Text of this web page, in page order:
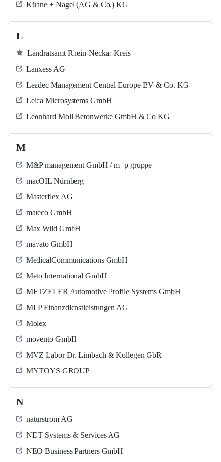
Kühne + Nagel (AG & Co.) KG
L
Landratsamt Rhein-Neckar-Kreis
Lanxess AG
Leadec Management Central Europe BV & Co. KG
Leica Microsystems GmbH
Leonhard Moll Betonwerke GmbH & Co KG
M
M&P management GmbH / m+p gruppe
macOIL Nürnberg
Masterflex AG
mateco GmbH
Max Wild GmbH
mayato GmbH
MedicalCommunications GmbH
Meto International GmbH
METZELER Automotive Profile Systems GmbH
MLP Finanzdienstleistungen AG
Molex
movento GmbH
MVZ Labor Dr. Limbach & Kollegen GbR
MYTOYS GROUP
N
naturstrom AG
NDT Systems & Services AG
NEO Business Partners GmbH